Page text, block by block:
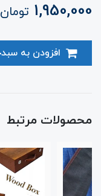
1,950,000 تومان
محصولات مرتبط